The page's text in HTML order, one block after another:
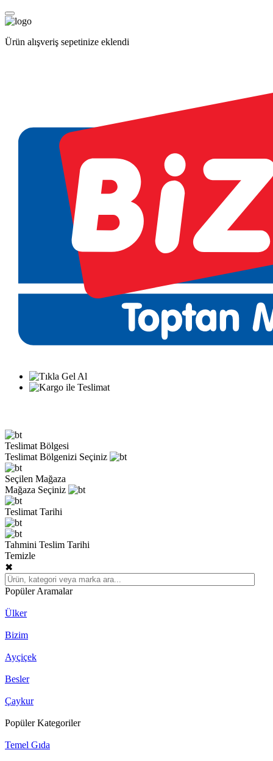
Ürün alışveriş sepetinize eklendi
Teslimat Bölgesi
Teslimat Bölgenizi Seçiniz
Seçilen Mağaza
Mağaza Seçiniz
Teslimat Tarihi
Tahmini Teslim Tarihi
Temizle
✖
Popüler Aramalar
Ülker
Bizim
Ayçiçek
Besler
Çaykur
Popüler Kategoriler
Temel Gıda